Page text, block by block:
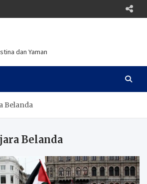
dan Yaman
Belanda
Belanda